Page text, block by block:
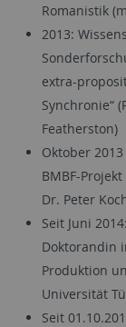
Romanistik
2013:
extra-
Synchronie“
Featherston)
Oktober
BMBF-
Dr. Peter
Seit Juni
Doktorandin
Produktion
Universität
Seit